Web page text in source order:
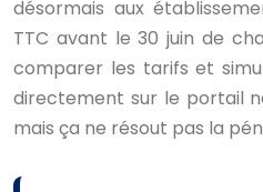
désormais aux
TTC avant le 30 juin de
comparer les tarifs et
directement sur le portail
mais ça ne résout pas la